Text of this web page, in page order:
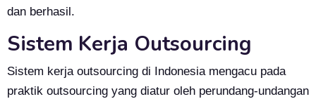
dan berhasil.
Sistem Kerja Outsourcing
Sistem kerja outsourcing di Indonesia mengacu pada
praktik outsourcing yang diatur oleh perundang-undangan